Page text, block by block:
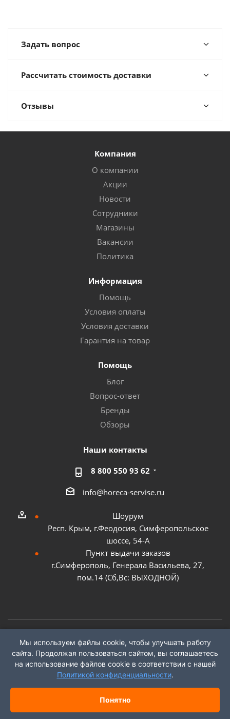
Задать вопрос
Рассчитать стоимость доставки
Отзывы
Компания
О компании
Акции
Новости
Сотрудники
Магазины
Вакансии
Политика
Информация
Помощь
Условия оплаты
Условия доставки
Гарантия на товар
Помощь
Блог
Вопрос-ответ
Бренды
Обзоры
Наши контакты
8 800 550 93 62
info@horeca-servise.ru
Шоурум
Респ. Крым, г.Феодосия, Симферопольское
шоссе, 54-А
Пункт выдачи заказов
г.Симферополь, Генерала Васильева, 27,
пом.14 (Сб,Вс: ВЫХОДНОЙ)
2026 ©ГК "ХоРеКа Сервис"
Мы используем файлы cookie, чтобы улучшать работу
сайта. Продолжая пользоваться сайтом, вы соглашаетесь
на использование файлов cookie в соответствии с нашей
Политикой конфиденциальности.
Понятно